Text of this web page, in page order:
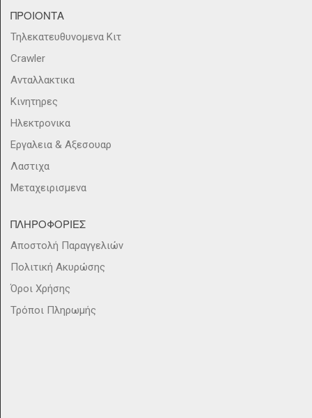
ΠΡΟΙΟΝΤΑ
Τηλεκατευθυνομενα Κιτ
Crawler
Ανταλλακτικα
Κινητηρες
Ηλεκτρονικα
Εργαλεια & Αξεσουαρ
Λαστιχα
Μεταχειρισμενα
ΠΛΗΡΟΦΟΡΙΕΣ
Αποστολή Παραγγελιών
Πολιτική Ακυρώσης
Όροι Χρήσης
Τρόποι Πληρωμής